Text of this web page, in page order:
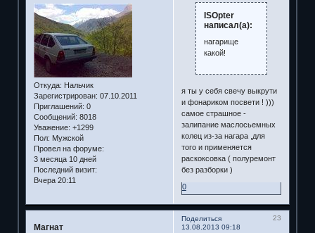
Откуда: Нальчик
Зарегистрирован: 07.10.2011
Приглашений: 0
Сообщений: 8018
Уважение: +1299
Пол: Мужской
Провел на форуме:
3 месяца 10 дней
Последний визит:
Вчера 20:11
ISOpter
написал(а):
нагарище
какой!
я ты у себя свечу выкрути
и фонариком посвети ! )))
самое страшное -
залипание маслосьемных
колец из-за нагара ,для
того и применяется
раскоксовка ( полуремонт
без разборки )
0
Поделиться
23
13.08.2013 09:18
Магнат